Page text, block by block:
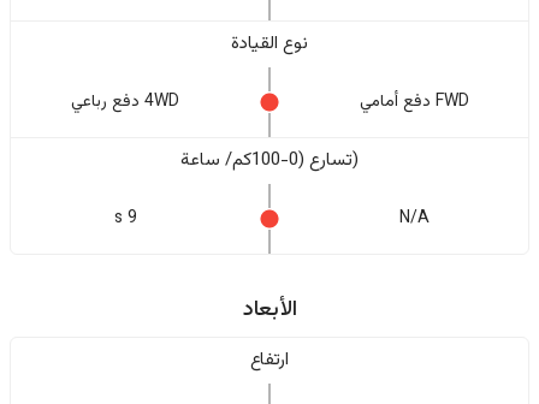
نوع القيادة
FWD دفع أمامي 4WD دفع رباعي
(تسارع (0-100كم/ ساعة
N/A
9 s
الأبعاد
ارتفاع